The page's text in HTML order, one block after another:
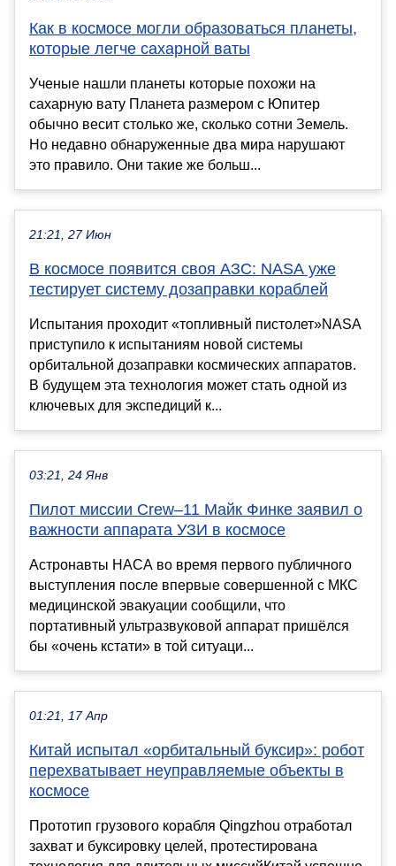
Как в космосе могли образоваться планеты,
которые легче сахарной ваты
Ученые нашли планеты которые похожи на
сахарную вату Планета размером с Юпитер
обычно весит столько же, сколько сотни Земель.
Но недавно обнаруженные два мира нарушают
это правило. Они такие же больш...
21:21, 27 Июн
В космосе появится своя АЗС: NASA уже
тестирует систему дозаправки кораблей
Испытания проходит «топливный пистолет»NASA
приступило к испытаниям новой системы
орбитальной дозаправки космических аппаратов.
В будущем эта технология может стать одной из
ключевых для экспедиций к...
03:21, 24 Янв
Пилот миссии Crew–11 Майк Финке заявил о
важности аппарата УЗИ в космосе
Астронавты НАСА во время первого публичного
выступления после впервые совершенной с МКС
медицинской эвакуации сообщили, что
портативный ультразвуковой аппарат пришёлся
бы «очень кстати» в той ситуаци...
01:21, 17 Апр
Китай испытал «орбитальный буксир»: робот
перехватывает неуправляемые объекты в
космосе
Прототип грузового корабля Qingzhou отработал
захват и буксировку целей, протестирована